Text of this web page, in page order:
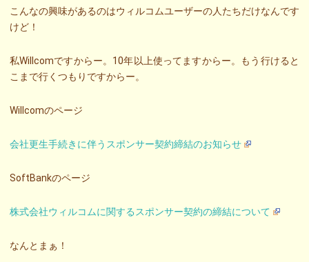
こんなの興味があるのはウィルコムユーザーの人たちだけなんです
けど！
私Willcomですからー。10年以上使ってますからー。もう行けると
こまで行くつもりですからー。
Willcomのページ
会社更生手続きに伴うスポンサー契約締結のお知らせ
SoftBankのページ
株式会社ウィルコムに関するスポンサー契約の締結について
なんとまぁ！